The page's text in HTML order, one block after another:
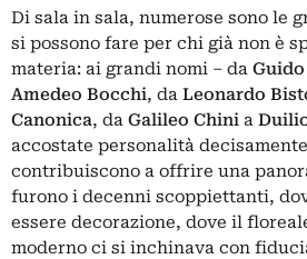
Di sala in sala, numerose sono le
si possono fare per chi già non è
materia: ai grandi nomi – da
Amedeo Bocchi, da Leonardo
Canonica, da Galileo Chini a
accostate personalità
contribuiscono a offrire una
furono i decenni scoppiettanti,
essere decorazione, dove il
moderno ci si inchinava con